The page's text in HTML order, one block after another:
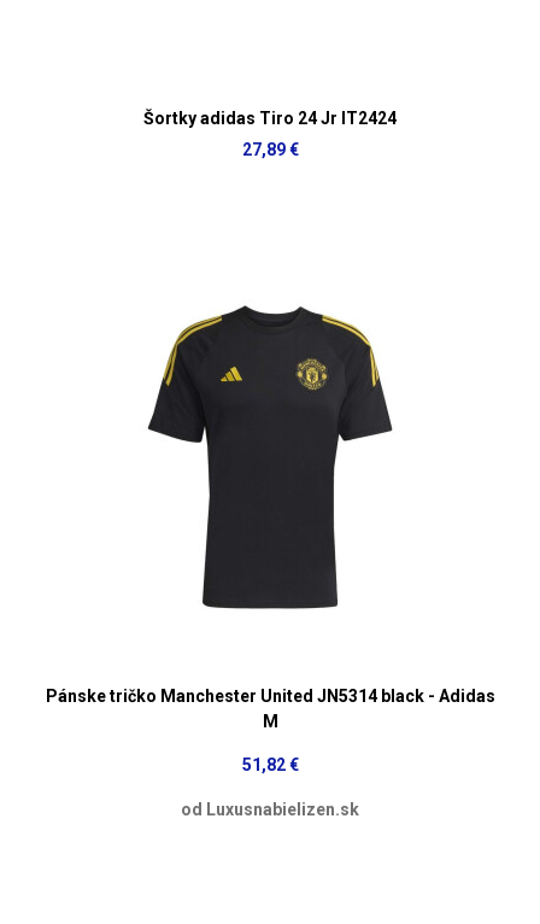
Šortky adidas Tiro 24 Jr IT2424
27,89 €
Pánske tričko Manchester United JN5314 black - Adidas
M
51,82 €
od Luxusnabielizen.sk